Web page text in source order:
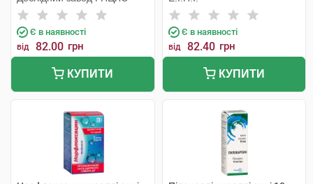
Є в наявності
від 82.00 грн
КУПИТИ
Є в наявності
від 82.40 грн
КУПИТИ